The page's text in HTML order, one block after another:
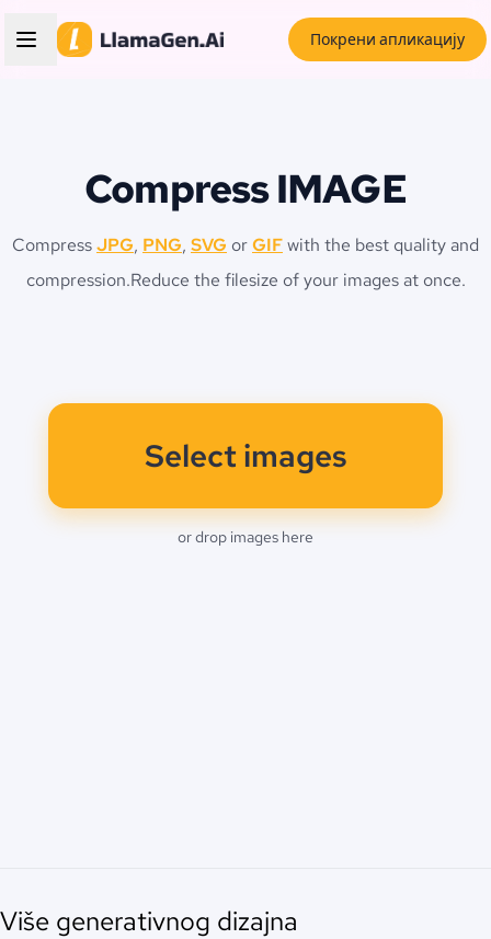
Покрени апликацију
Compress IMAGE
CompressJPG, PNG, SVG orGIFwith the best quality and
compression.Reduce the filesize of your images at once.
Select images
or drop images here
Više generativnog dizajna